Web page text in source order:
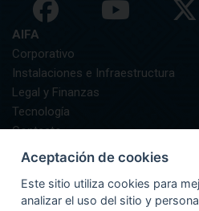
AIFA
Corporativo
Instalaciones e Infraestructura
Legal y Finanzas
Tecnología
Contacto
AIFA Informa
GUÍA DEL PASAJERO
Preguntas Frecuentes
Aceptación de cookies
Este sitio utiliza cookies para
analizar el uso del sitio y